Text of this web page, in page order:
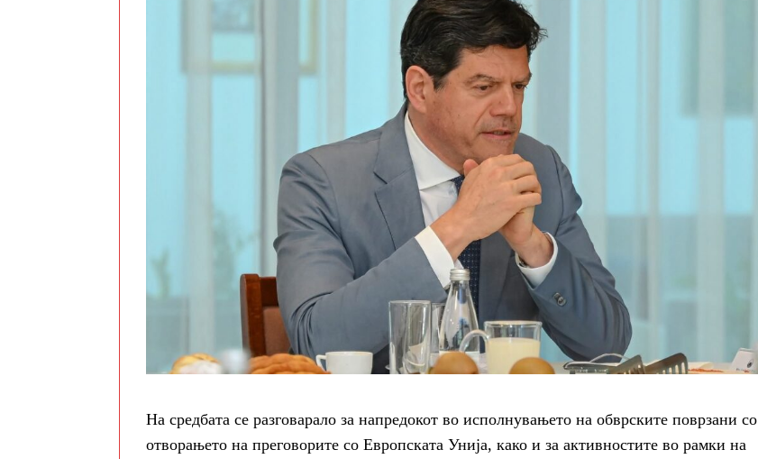
На средбата се разговарало за напредокот во исполнувањето на обврските поврзани со
отворањето на преговорите со Европската Унија, како и за активностите во рамки на